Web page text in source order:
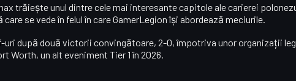
trăiește unul dintre cele mai interesante capitole ale carierei
care se vede în felul în care GamerLegion își abordează meciurile.
după două victorii convingătoare, 2-0, împotriva unor organizații
Worth, un alt eveniment Tier 1 în 2026.